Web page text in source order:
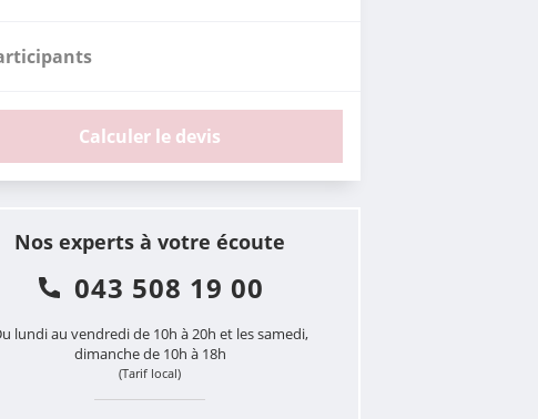
Calculer le devis
Nos experts à votre écoute
043 508 19 00
lundi au vendredi de 10h à 20h et les samedi,
dimanche de 10h à 18h
(Tarif local)